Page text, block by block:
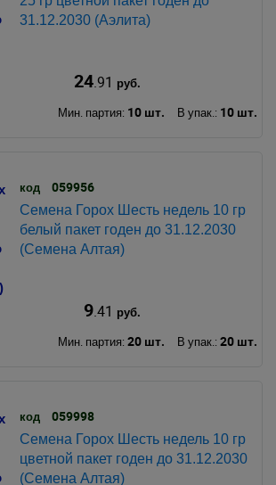
31.12.2030 (Аэлита)
24.91 руб.
Мин. партия: 10 шт. В упак.: 10 шт.
код 059956
Семена Горох Шесть недель 10 гр
белый пакет годен до 31.12.2030
(Семена Алтая)
9.41 руб.
Мин. партия: 20 шт. В упак.: 20 шт.
код 059998
Семена Горох Шесть недель 10 гр
цветной пакет годен до 31.12.2030
(Семена Алтая)